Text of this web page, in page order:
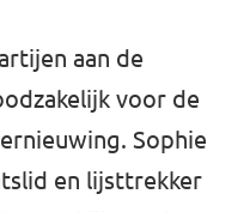
aan de
voor de
Sophie
en lijsttrekker